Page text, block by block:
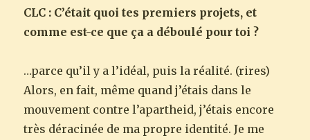
CLC : C’était quoi tes premiers projets, et
comme est-ce que ça a déboulé pour toi ?
…parce qu’il y a l’idéal, puis la réalité. (rires)
Alors, en fait, même quand j’étais dans le
mouvement contre l’apartheid, j’étais encore
très déracinée de ma propre identité. Je me